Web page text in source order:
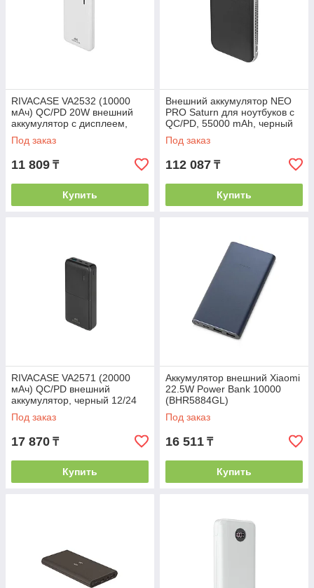
RIVACASE VA2532 (10000
мАч) QC/PD 20W внешний
аккумулятор с дисплеем,
белый 12/48
Под заказ
11 809 ₸
Купить
Внешний аккумулятор NEO
PRO Saturn для ноутбуков с
QC/PD, 55000 mAh, черный
Под заказ
112 087 ₸
Купить
RIVACASE VA2571 (20000
мАч) QC/PD внешний
аккумулятор, черный 12/24
Под заказ
17 870 ₸
Купить
Аккумулятор внешний Xiaomi
22.5W Power Bank 10000
(BHR5884GL)
Под заказ
16 511 ₸
Купить